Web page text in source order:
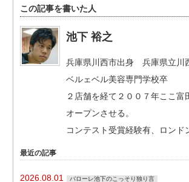
この記事を書いた人
池下 裕之
兵庫県川西市出身 兵庫県立川
ベルェベル美容専門学校卒
２店舗を経て２００７年ここ富
オープンさせる。
コンテスト受賞経験有、ロンド
最近の記事
2026.08.01 バローレ池下のこっそり独り言